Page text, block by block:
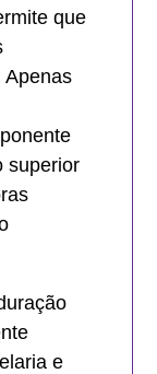
que
Apenas
superior
e